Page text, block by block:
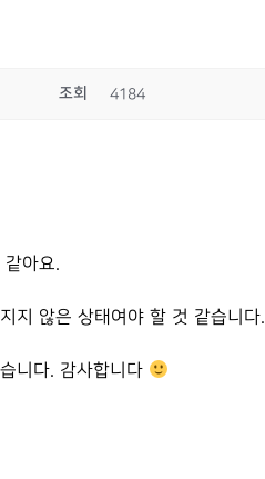
조회 4184
아요.
지 않은 상태여야 할 것 같습니다.
니다. 감사합니다